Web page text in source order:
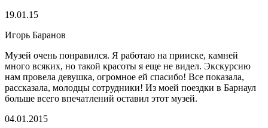
19.01.15
Игорь Баранов
Музей очень понравился. Я работаю на прииске, камней
много всяких, но такой красоты я еще не видел. Экскурсию
нам провела девушка, огромное ей спасибо! Все показала,
рассказала, молодцы сотрудники! Из моей поездки в Барнаул
больше всего впечатлений оставил этот музей.
04.01.2015